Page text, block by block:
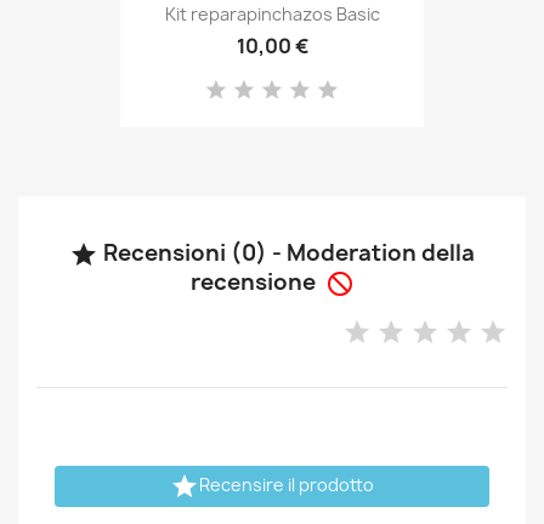
Kit reparapinchazos Basic
10,00 €
 Recensioni (0) - Moderation della
recensione 
Recensire il prodotto